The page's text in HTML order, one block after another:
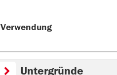
Verwendung
Untergründe